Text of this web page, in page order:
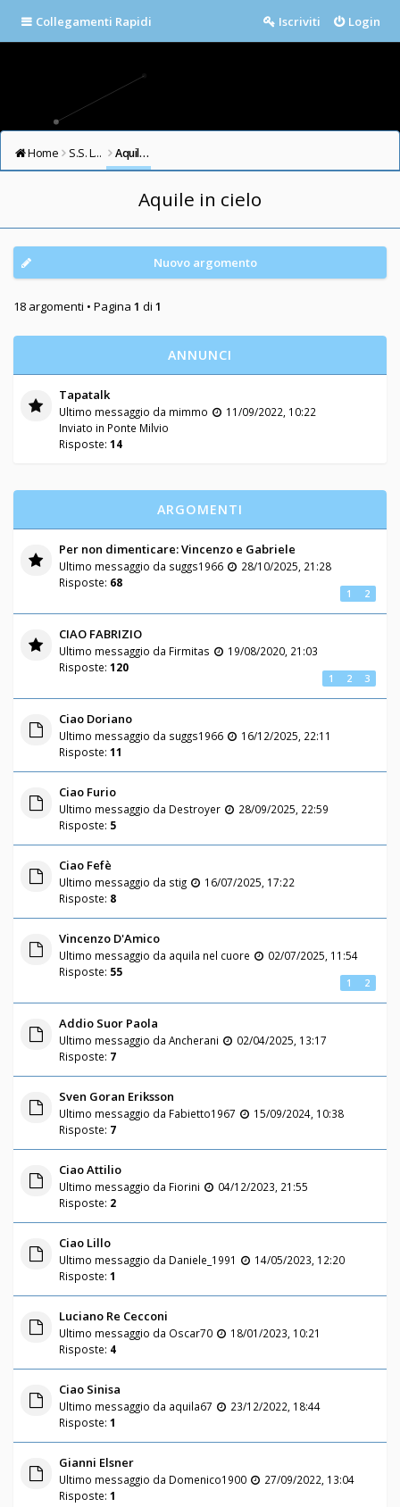
Collegamenti Rapidi Login
Iscriviti
Home S.S. LAZIO FORUM Aquile in cielo
Aquile in cielo
Nuovo argomento
18 argomenti • Pagina 1 di 1
ANNUNCI
Tapatalk
Ultimo messaggio da mimmo
11/09/2022, 10:22
Inviato in Ponte Milvio
Risposte: 14
ARGOMENTI
Per non dimenticare: Vincenzo e Gabriele
Ultimo messaggio da suggs1966
28/10/2025, 21:28
Risposte: 68
1 2
CIAO FABRIZIO
Ultimo messaggio da Firmitas
19/08/2020, 21:03
Risposte: 120
1 2 3
Ciao Doriano
Ultimo messaggio da suggs1966
16/12/2025, 22:11
Risposte: 11
Ciao Furio
Ultimo messaggio da Destroyer
28/09/2025, 22:59
Risposte: 5
Ciao Fefè
Ultimo messaggio da stig
16/07/2025, 17:22
Risposte: 8
Vincenzo D'Amico
Ultimo messaggio da aquila nel cuore
02/07/2025, 11:54
Risposte: 55
1 2
Addio Suor Paola
Ultimo messaggio da Ancherani
02/04/2025, 13:17
Risposte: 7
Sven Goran Eriksson
Ultimo messaggio da Fabietto1967
15/09/2024, 10:38
Risposte: 7
Ciao Attilio
Ultimo messaggio da Fiorini
04/12/2023, 21:55
Risposte: 2
Ciao Lillo
Ultimo messaggio da Daniele_1991
14/05/2023, 12:20
Risposte: 1
Luciano Re Cecconi
Ultimo messaggio da Oscar70
18/01/2023, 10:21
Risposte: 4
Ciao Sinisa
Ultimo messaggio da aquila67
23/12/2022, 18:44
Risposte: 1
Gianni Elsner
Ultimo messaggio da Domenico1900
27/09/2022, 13:04
Risposte: 1